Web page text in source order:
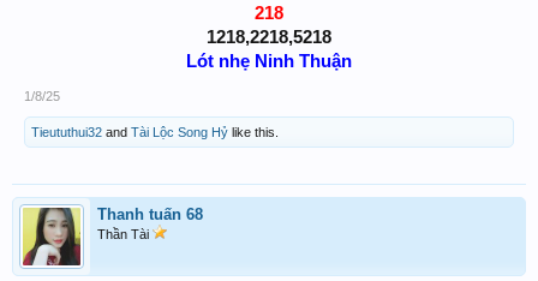
218
1218,2218,5218
Lót nhẹ Ninh Thuận
1/8/25
Tieututhui32 and Tài Lộc Song Hỷ like this.
Thanh tuấn 68
Thần Tài